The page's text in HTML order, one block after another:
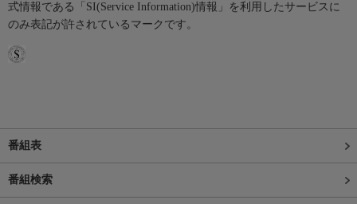
式情報である「SI(Service Information)情報」を利用したサービスに
のみ表記が許されているマークです。
番組表
番組検索